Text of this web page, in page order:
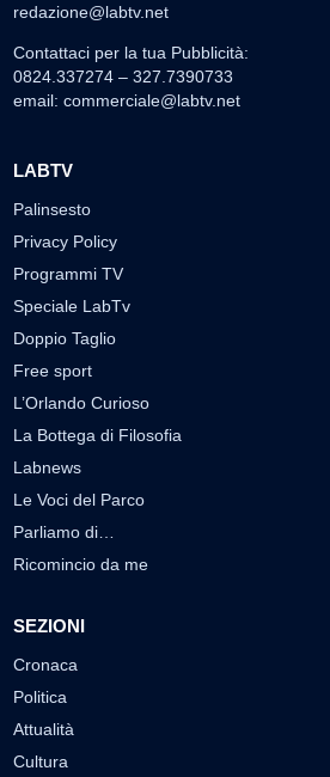
redazione@labtv.net
Contattaci per la tua Pubblicità:
0824.337274 – 327.7390733
email: commerciale@labtv.net
LABTV
Palinsesto
Privacy Policy
Programmi TV
Speciale LabTv
Doppio Taglio
Free sport
L’Orlando Curioso
La Bottega di Filosofia
Labnews
Le Voci del Parco
Parliamo di…
Ricomincio da me
SEZIONI
Cronaca
Politica
Attualità
Cultura